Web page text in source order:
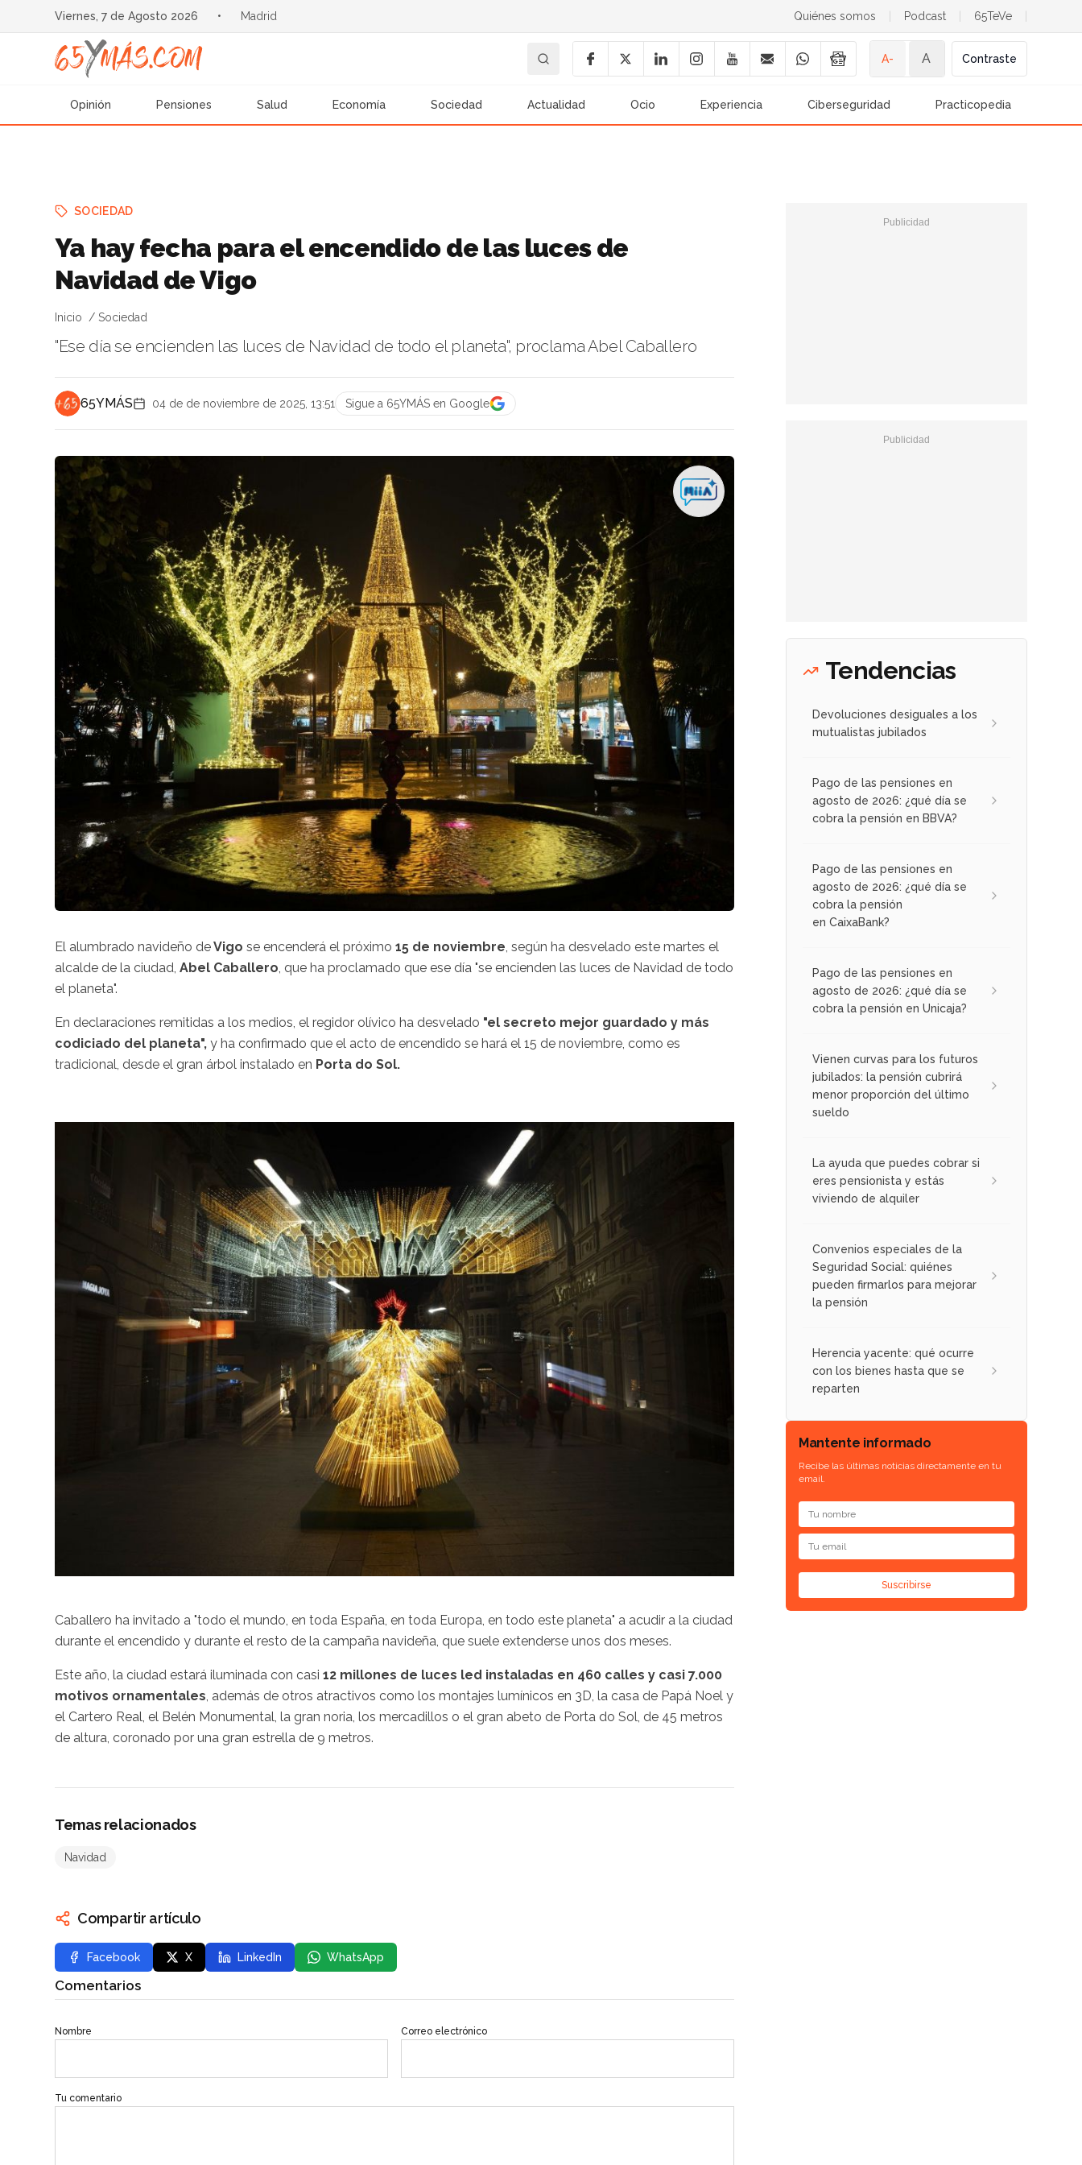
Viernes, 7 de Agosto 2026 • Madrid Quiénes somos Podcast 65TeVe
A- A Contraste
Opinión Pensiones Salud Economía Sociedad Actualidad Ocio Experiencia Ciberseguridad Practicopedia
SOCIEDAD
Ya hay fecha para el encendido de las luces de
Navidad de Vigo
Inicio Sociedad
"Ese día se encienden las luces de Navidad de todo el planeta", proclama Abel Caballero
65YMÁS 04 de de noviembre de 2025, 13:51 Sigue a 65YMÁS en Google
El alumbrado navideño deVigo se encenderá el próximo 15 de noviembre , según ha desvelado este martes el
alcalde de la ciudad, Abel Caballero , que ha proclamado que ese día "se encienden las luces de Navidad de todo
el planeta".
En declaraciones remitidas a los medios, el regidor olívico ha desvelado "el secreto mejor guardado y más
codiciado del planeta", y ha confirmado que el acto de encendido se hará el 15 de noviembre, como es
tradicional, desde el gran árbol instalado en Porta do Sol.
Caballero ha invitado a "todo el mundo, en toda España, en toda Europa, en todo este planeta" a acudir a la ciudad
durante el encendido y durante el resto de la campaña navideña, que suele extenderse unos dos meses.
Este año, la ciudad estará iluminada con casi 12 millones de luces led instaladas en 460 calles y casi 7.000
motivos ornamentales, además de otros atractivos como los montajes lumínicos en 3D, la casa de Papá Noel y
el Cartero Real, el Belén Monumental, la gran noria, los mercadillos o el gran abeto de Porta do Sol, de 45 metros
de altura, coronado por una gran estrella de 9 metros.
Temas relacionados
Navidad
Compartir artículo
Facebook X LinkedIn WhatsApp
Comentarios
Nombre Correo electrónico
Tu comentario
Tendencias
Devoluciones desiguales a los
mutualistas jubilados
Pago de las pensiones en
agosto de 2026: ¿qué día se
cobra la pensión en BBVA?
Pago de las pensiones en
agosto de 2026: ¿qué día se
cobra la pensión
en CaixaBank?
Pago de las pensiones en
agosto de 2026: ¿qué día se
cobra la pensión en Unicaja?
Vienen curvas para los futuros
jubilados: la pensión cubrirá
menor proporción del último
sueldo
La ayuda que puedes cobrar si
eres pensionista y estás
viviendo de alquiler
Convenios especiales de la
Seguridad Social: quiénes
pueden firmarlos para mejorar
la pensión
Herencia yacente: qué ocurre
con los bienes hasta que se
reparten
Mantente informado
Recibe las últimas noticias directamente en tu
email.
Suscribirse